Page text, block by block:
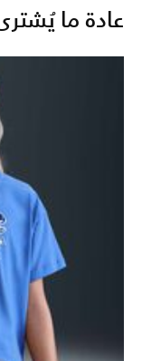
عادة ما